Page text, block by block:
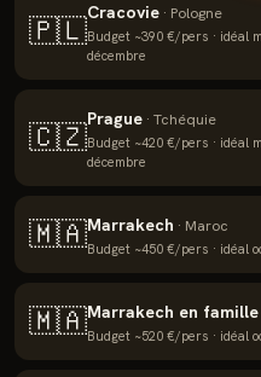
🇵🇱Cracovie · Pologne
Budget ~390 €/pers · idéal
décembre
🇨🇿Prague · Tchéquie
Budget ~420 €/pers · idéal
décembre
🇲🇦Marrakech · Maroc
Budget ~450 €/pers · idéal
🇲🇦Marrakech en famille
Budget ~520 €/pers · idéal